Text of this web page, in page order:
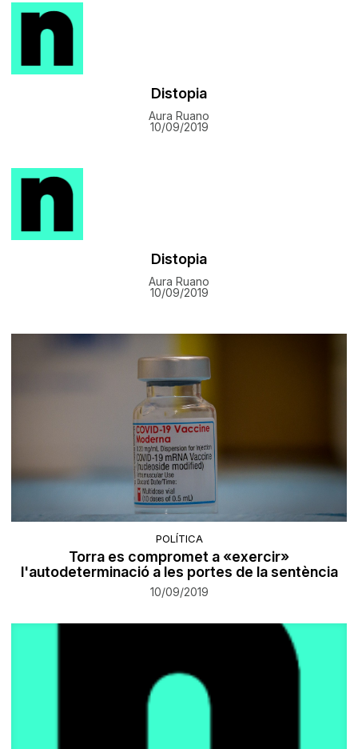
Distopia
Aura Ruano
10/09/2019
Distopia
Aura Ruano
10/09/2019
POLÍTICA
Torra es compromet a «exercir»
l'autodeterminació a les portes de la sentència
10/09/2019